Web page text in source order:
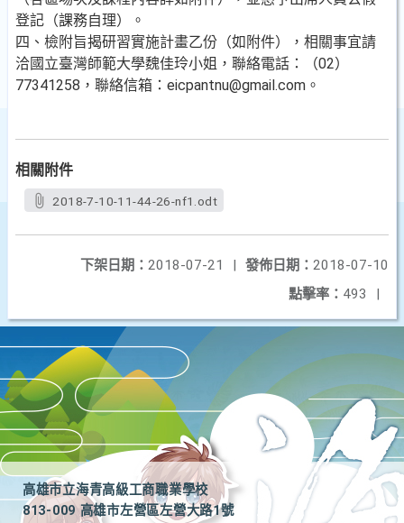
登記（課務自理）。
四、檢附旨揭研習實施計畫乙份（如附件），相關事宜請
洽國立臺灣師範大學魏佳玲小姐，聯絡電話：（02）
77341258，聯絡信箱：eicpantnu@gmail.com。
相關附件
2018-7-10-11-44-26-nf1.odt
發佈日期： 2018-07-10
下架日期： 2018-07-21
|
點擊率： 493 |
高雄市立海青高級工商職業學校
813-009 高雄市左營區左營大路1號